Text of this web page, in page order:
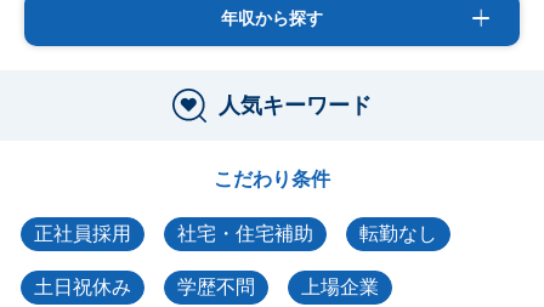
年収から探す
人気キーワード
こだわり条件
正社員採用 社宅・住宅補助 転勤なし
土日祝休み 学歴不問 上場企業